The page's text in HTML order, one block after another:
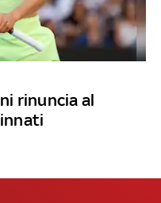
rinuncia al